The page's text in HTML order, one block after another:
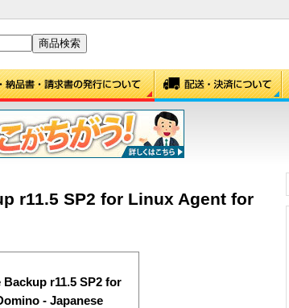
r11.5 SP2 for Linux Agent for
r11.5 SP2 for
- Japanese